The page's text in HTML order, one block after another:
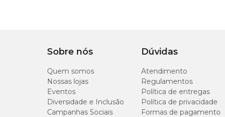
Sobre nós
Quem somos
Nossas lojas
Eventos
Diversidade e Inclusão
Campanhas Sociais
Dúvidas
Atendimento
Regulamentos
Política de entregas
Política de privacidade
Formas de pagamento